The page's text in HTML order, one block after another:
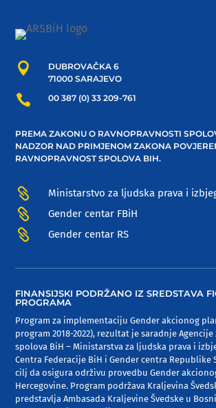

DUBROVAČKA 6
71000 SARAJEVO
 00 387 (0) 33 209-761
PREMA ZAKONU O RAVNOPRAVNOSTI
NADZOR NAD PRIMJENOM ZAKONA
RAVNOPRAVNOST SPOLOVA BIH.
 Ministarstvo za ljudska prava i
 Gender centar FBiH
 Gender centar RS
FINANSIJSKI PODRŽANO IZ SREDSTAVA
PROGRAMA
Program za implementaciju Gender akcionog
program 2018-2022), rezultat je saradnje
spolova BiH – Ministarstva za ljudska prava i
Centra Federacije BiH i Gender centra Republike
cilj da osigura održivu provedbu Gender
Hercegovine. Program podržava Kraljevina
predstavlja Ambasada Kraljevine Švedske u